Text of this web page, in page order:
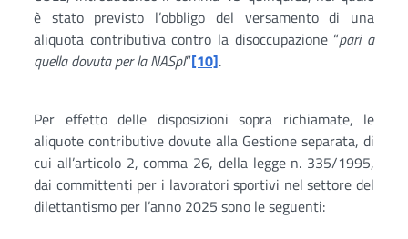
è stato previsto l’obbligo del versamento di una
aliquota contributiva contro la disoccupazione “pari a
quella dovuta per la NASpI”[10].
Per effetto delle disposizioni sopra richiamate, le
aliquote contributive dovute alla Gestione separata, di
cui all’articolo 2, comma 26, della legge n. 335/1995,
dai committenti per i lavoratori sportivi nel settore del
dilettantismo per l’anno 2025 sono le seguenti: